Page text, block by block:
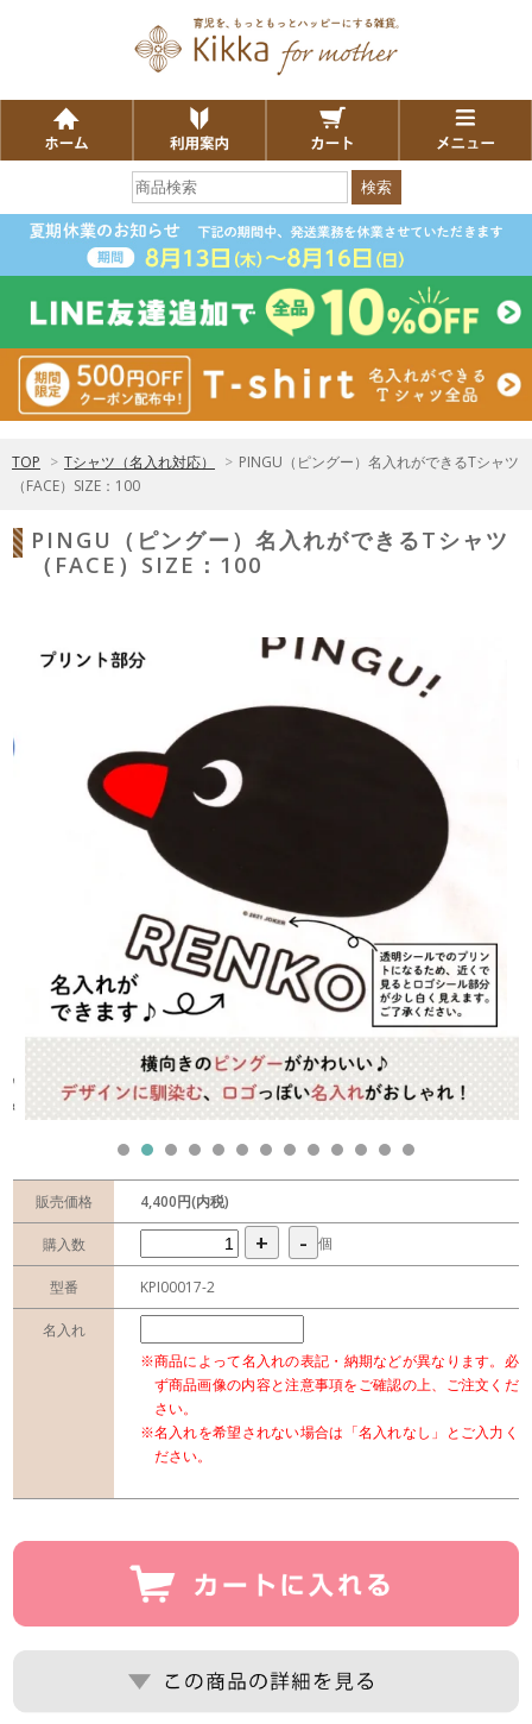
検索
TOP > Tシャツ（名入れ対応） > PINGU（ピングー）名入れができるTシャツ
（FACE）SIZE：100
PINGU（ピングー）名入れができるTシャツ
（FACE）SIZE：100
販売価格 4,400円(内税)
購入数 + - 個
型番 KPI00017-2
名入れ
※商品によって名入れの表記・納期などが異なります。必
ず商品画像の内容と注意事項をご確認の上、ご注文くだ
さい。
※名入れを希望されない場合は「名入れなし」とご入力く
ださい。